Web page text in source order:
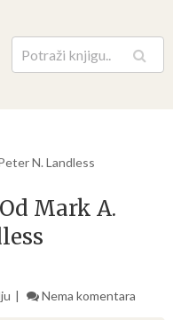
Pretraga
N. Landless
Mark A.
Nema komentara